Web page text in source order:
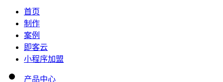
首页
制作
案例
即客云
小程序加盟
产品中心